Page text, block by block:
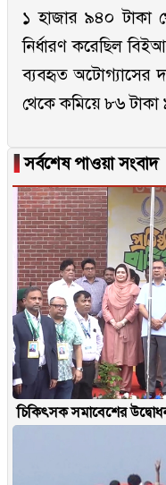
১ হাজার ৯৪০ টাকা
নির্ধারণ করেছিল
ব্যবহৃত অটোগ্যাসের
থেকে কমিয়ে ৮৬ টাকা
▐সর্বশেষ পাওয়া সংবাদ
চিকিৎসক সমাবেশের উদ্বোধন